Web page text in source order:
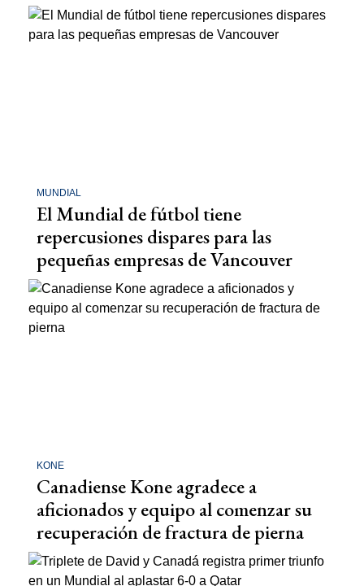
MUNDIAL
El Mundial de fútbol tiene
repercusiones dispares para las
pequeñas empresas de Vancouver
KONE
Canadiense Kone agradece a
aficionados y equipo al comenzar su
recuperación de fractura de pierna